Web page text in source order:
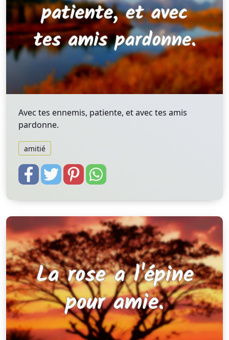
Avec tes ennemis, patiente, et avec tes amis
pardonne.
amitié